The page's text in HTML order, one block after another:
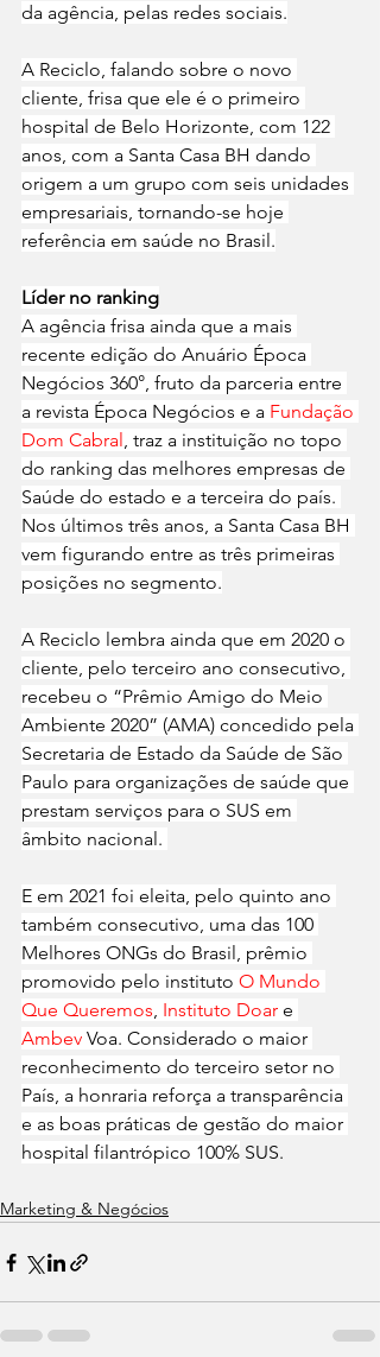
da agência, pelas redes sociais.
A Reciclo, falando sobre o novo
cliente, frisa que ele é o primeiro
hospital de Belo Horizonte, com 122
anos, com a Santa Casa BH dando
origem a um grupo com seis unidades
empresariais, tornando-se hoje
referência em saúde no Brasil.
Líder no ranking
A agência frisa ainda que a mais
recente edição do Anuário Época
Negócios 360°, fruto da parceria entre
a revista Época Negócios e a Fundação
Dom Cabral, traz a instituição no topo
do ranking das melhores empresas de
Saúde do estado e a terceira do país.
Nos últimos três anos, a Santa Casa BH
vem figurando entre as três primeiras
posições no segmento.
A Reciclo lembra ainda que em 2020 o
cliente, pelo terceiro ano consecutivo,
recebeu o “Prêmio Amigo do Meio
Ambiente 2020” (AMA) concedido pela
Secretaria de Estado da Saúde de São
Paulo para organizações de saúde que
prestam serviços para o SUS em
âmbito nacional.
E em 2021 foi eleita, pelo quinto ano
também consecutivo, uma das 100
Melhores ONGs do Brasil, prêmio
promovido pelo instituto O Mundo
Que Queremos, Instituto Doar e
Ambev Voa. Considerado o maior
reconhecimento do terceiro setor no
País, a honraria reforça a transparência
e as boas práticas de gestão do maior
hospital filantrópico 100% SUS.
Marketing & Negócios